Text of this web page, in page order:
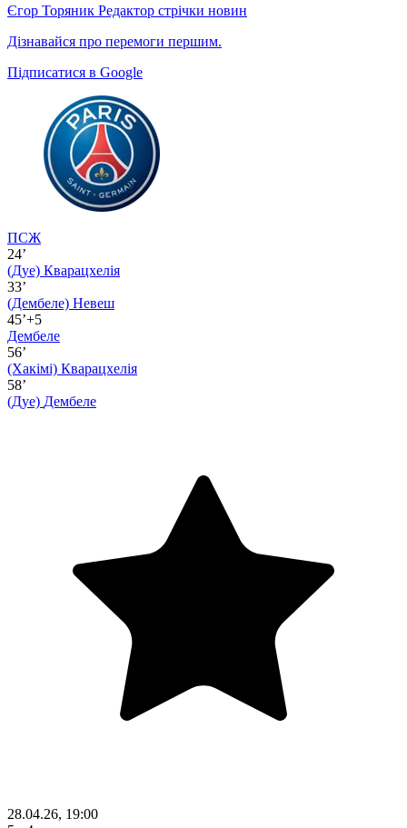
Єгор Торяник Редактор стрічки новин
Дізнавайся про перемоги першим.
Підписатися в Google
ПСЖ
24’
(Дуе) Кварацхелія
33’
(Дембеле) Невеш
45’+5
Дембеле
56’
(Хакімі) Кварацхелія
58’
(Дуе) Дембеле
28.04.26, 19:00